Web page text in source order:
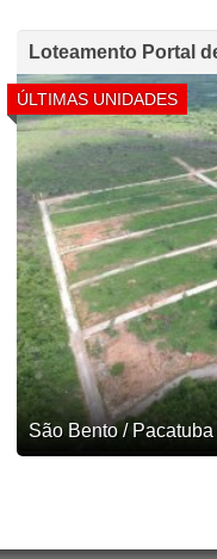
Loteamento Portal
ÚLTIMAS UNIDADES
São Bento / Pacatuba